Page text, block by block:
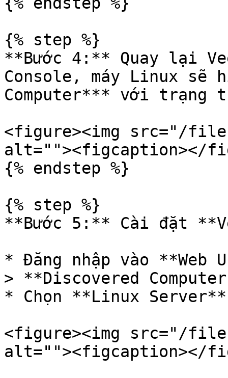
{% step %}
**Bước 4:** Quay lại
Console, máy Linux
Computer*** với
<figure><img src="/files/
alt=""><figcaption></
{% endstep %}
{% step %}
**Bước 5:** Cài đặt
* Đăng nhập vào **Web
> **Discovered
* Chọn **Linux
<figure><img src="/
alt=""><figcaption></